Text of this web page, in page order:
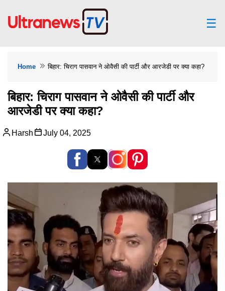
☰
Home बिहार: चिराग पासवान ने ओवैसी की पार्टी और आरजेडी पर क्या कहा?
बिहार: चिराग पासवान ने ओवैसी की पार्टी और
आरजेडी पर क्या कहा?
Harsh July 04, 2025